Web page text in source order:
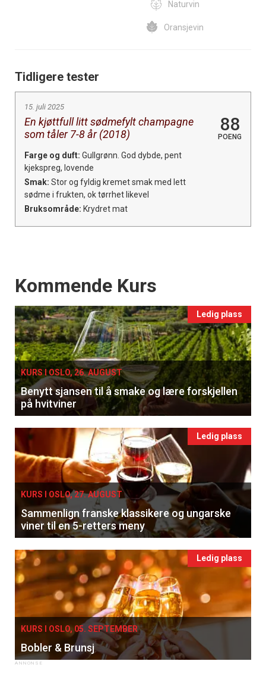
Naturvin
Oransjevin
Tidligere tester
15. juli 2025
En kjøttfull litt sødmefylt champagne
som tåler 7-8 år (2018)
88
POENG
Farge og duft: Gullgrønn. God dybde, pent
kjekspreg, lovende
Smak: Stor og fyldig kremet smak med lett
sødme i frukten, ok tørrhet likevel
Bruksområde: Krydret mat
Events
Kommende Kurs
Ledig plass
KURS I OSLO, 26. AUGUST
Benytt sjansen til å smake og lære forskjellen
på hvitviner
Ledig plass
KURS I OSLO, 27. AUGUST
Sammenlign franske klassikere og ungarske
viner til en 5-retters meny
Ledig plass
KURS I OSLO, 05. SEPTEMBER
Bobler & Brunsj